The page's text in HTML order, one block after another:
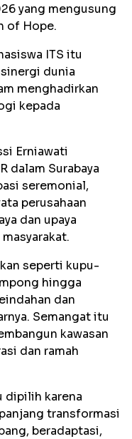
yang mengusung
of Hope.
ITS itu
dunia
menghadirkan
kepada
Erniawati
dalam Surabaya
seremonial,
perusahaan
dan upaya
seperti kupu-
hingga
dan
Semangat itu
kawasan
dan ramah
dipilih karena
transformasi
beradaptasi,